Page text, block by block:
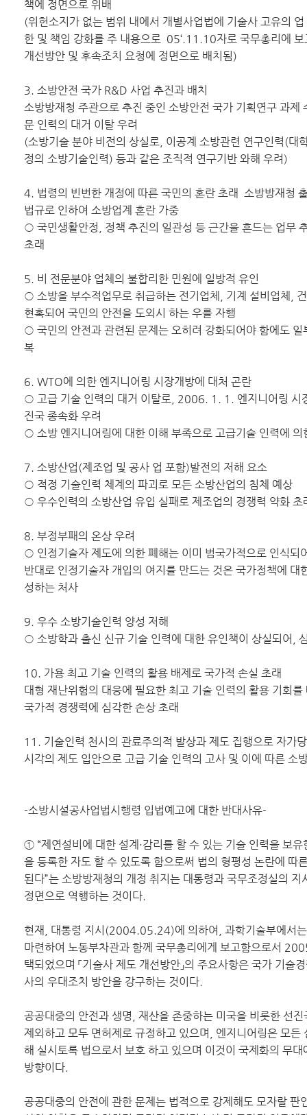
책에 정면으로 위배
(위헌소지가 없는 범위 내에서 개별사업법에 기술사 고유의
한 및 책임 강화를 주 내용으로 05‘.11.10자로 국무총리에
개선방안 및 후속조치 요청에 정면으로 배치됨)
3. 소방안전 국가 R&D 사업 추진과 배치
소방방재청 주관으로 추진 중인 소방안전 국가 기획연구 과제
문 인력의 대거 이탈 우려
(소방기술 분야 비전의 상실로, 이공계 소방관련 연구인력(대
정의 소방기술인력) 등과 같은 조직적 연구기반 와해 우려)
4. 법령의 빈번한 개정에 따른 국민의 혼란 초래 소방방재청
법규로 인하여 소방업계 혼란 가중
○ 국민생활안정, 정책 추진의 일관성 등 근간을 흔드는 업무
초래
5. 비 전문분야 업체의 불합리한 민원에 일방적 유인
○ 소방을 부수적업무로 취급하는 전기업체, 기계 설비업체,
현혹되어 국민의 안전을 도외시 하는 우를 자행
○ 국민의 안전과 관련된 문제는 오히려 강화되어야 함에도 일
복
6. WTO에 의한 엔지니어링 시장개방에 대처 곤란
○ 고급 기술 인력의 대거 이탈로, 2006. 1. 1. 엔지니어링 시
진국 종속화 우려
○ 소방 엔지니어링에 대한 이해 부족으로 고급기술 인력에 의
7. 소방산업(제조업 및 공사 업 포함)발전의 저해 요소
○ 적정 기술인력 체계의 파괴로 모든 소방산업의 침체 예상
○ 우수인력의 소방산업 유입 실패로 제조업의 경쟁력 약화 초
8. 부정부패의 온상 우려
○ 인정기술자 제도에 의한 폐해는 이미 범국가적으로 인식되
반대로 인정기술자 개입의 여지를 만드는 것은 국가정책에 대
성하는 처사
9. 우수 소방기술인력 양성 저해
○ 소방학과 출신 신규 기술 인력에 대한 유인책이 상실되어,
10. 가용 최고 기술 인력의 활용 배제로 국가적 손실 초래
대형 재난위험의 대응에 필요한 최고 기술 인력의 활용 기회
국가적 경쟁력에 심각한 손상 초래
11. 기술인력 천시의 관료주의적 발상과 제도 집행으로 자가
시각의 제도 입안으로 고급 기술 인력의 고사 및 이에 따른 소
-소방시설공사업법시행령 입법예고에 대한 반대사유-
① “제연설비에 대한 설계·감리를 할 수 있는 기술 인력을 보유
을 등록한 자도 할 수 있도록 함으로써 법의 형평성 논란에 따
된다”는 소방방재청의 개정 취지는 대통령과 국무조정실의
정면으로 역행하는 것이다.
현재, 대통령 지시(2004.05.24)에 의하여, 과학기술부에서는
마련하여 노동부차관과 함께 국무총리에게 보고함으로서
택되었으며 「기술사 제도 개선방안」의 주요사항은 국가 기술
사의 우대조치 방안을 강구하는 것이다.
공공대중의 안전과 생명, 재산을 존중하는 미국을 비롯한 선
제외하고 모두 면허제로 규정하고 있으며, 엔지니어링은 모든
해 실시토록 법으로서 보호 하고 있으며 이것이 국제화의 무
방향이다.
공공대중의 안전에 관한 문제는 법적으로 강제해도 모자랄 판